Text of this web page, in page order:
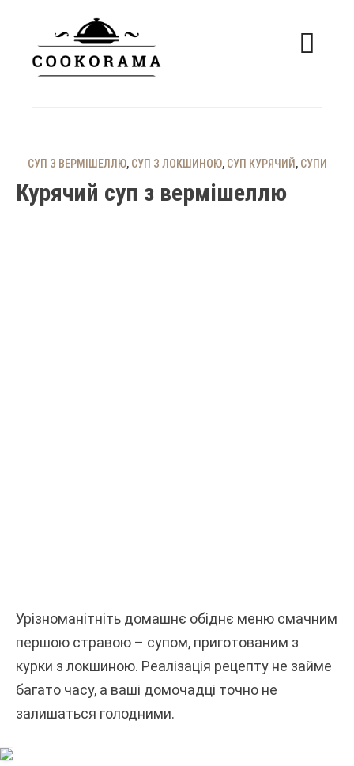
content
СУП З ВЕРМІШЕЛЛЮ, СУП З ЛОКШИНОЮ, СУП КУРЯЧИЙ , СУПИ
Курячий суп з вермішеллю
Урізноманітніть домашнє обіднє меню смачним
першою стравою – супом, приготованим з
курки з локшиною. Реалізація рецепту не займе
багато часу, а ваші домочадці точно не
залишаться голодними.